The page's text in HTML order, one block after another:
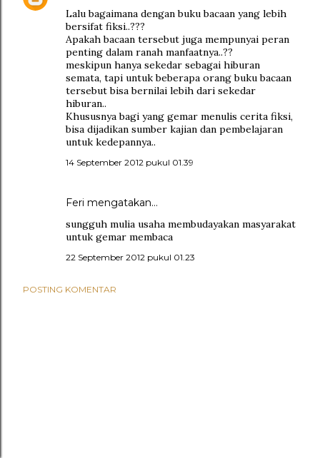
Lalu bagaimana dengan buku bacaan yang lebih
bersifat fiksi..???
Apakah bacaan tersebut juga mempunyai peran
penting dalam ranah manfaatnya..??
meskipun hanya sekedar sebagai hiburan
semata, tapi untuk beberapa orang buku bacaan
tersebut bisa bernilai lebih dari sekedar
hiburan..
Khususnya bagi yang gemar menulis cerita fiksi,
bisa dijadikan sumber kajian dan pembelajaran
untuk kedepannya..
14 September 2012 pukul 01.39
Feri mengatakan…
sungguh mulia usaha membudayakan masyarakat
untuk gemar membaca
22 September 2012 pukul 01.23
POSTING KOMENTAR